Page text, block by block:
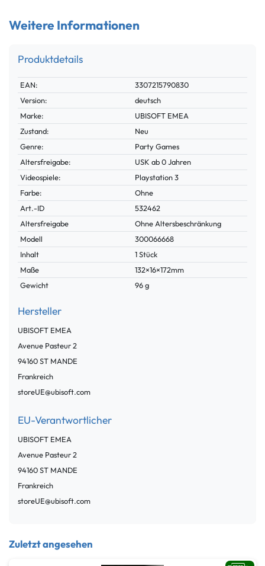
Weitere Informationen
Produktdetails
Technisches
Merkmal
Wert
EAN:
3307215790830
Version:
deutsch
Marke:
UBISOFT EMEA
Zustand:
Neu
Genre:
Party Games
Altersfreigabe:
USK ab 0 Jahren
Videospiele:
Playstation 3
Farbe:
Ohne
Technisches
Merkmal
Wert
Art.-ID
532462
Altersfreigabe
Ohne Altersbeschränkung
Modell
300066668
Inhalt
1 Stück
Maße
132×16×172mm
Gewicht
96 g
Hersteller
UBISOFT EMEA
Avenue Pasteur2
94160ST MANDE
Frankreich
storeUE@ubisoft.com
EU-Verantwortlicher
UBISOFT EMEA
Avenue Pasteur2
94160ST MANDE
Frankreich
storeUE@ubisoft.com
Zuletzt angesehen